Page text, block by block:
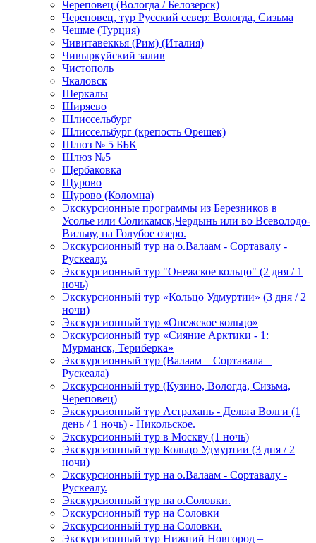
Череповец (Вологда / Белозерск)
Череповец, тур Русский север: Вологда, Сизьма
Чешме (Турция)
Чивитавеккья (Рим) (Италия)
Чивыркуйский залив
Чистополь
Чкаловск
Шеркалы
Ширяево
Шлиссельбург
Шлиссельбург (крепость Орешек)
Шлюз № 5 ББК
Шлюз №5
Щербаковка
Щурово
Щурово (Коломна)
Экскурсионные программы из Березников в
Усолье или Соликамск,Чердынь или во Всеволодо-
Вильву, на Голубое озеро.
Экскурсионный тур на о.Валаам - Сортавалу -
Рускеалу.
Экскурсионный тур "Онежское кольцо" (2 дня / 1
ночь)
Экскурсионный тур «Кольцо Удмуртии» (3 дня / 2
ночи)
Экскурсионный тур «Онежское кольцо»
Экскурсионный тур «Сияние Арктики - 1:
Мурманск, Териберка»
Экскурсионный тур (Валаам – Сортавала –
Рускеала)
Экскурсионный тур (Кузино, Вологда, Сизьма,
Череповец)
Экскурсионный тур Астрахань - Дельта Волги (1
день / 1 ночь) - Никольское.
Экскурсионный тур в Москву (1 ночь)
Экскурсионный тур Кольцо Удмуртии (3 дня / 2
ночи)
Экскурсионный тур на о.Валаам - Сортавалу -
Рускеалу.
Экскурсионный тур на о.Соловки.
Экскурсионный тур на Соловки
Экскурсионный тур на Соловки.
Экскурсионный тур Нижний Новгород –